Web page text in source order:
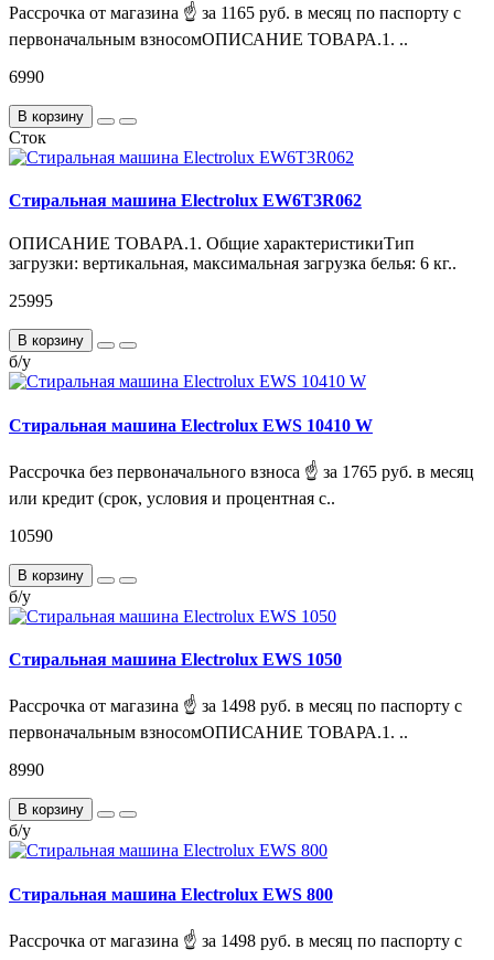
Рассрочка от магазина ☝ за 1165 руб. в месяц по паспорту с
первоначальным взносомОПИСАНИЕ ТОВАРА.1. ..
6990
В корзину
Сток
Стиральная машина Electrolux EW6T3R062
ОПИСАНИЕ ТОВАРА.1. Общие характеристикиТип
загрузки: вертикальная, максимальная загрузка белья: 6 кг..
25995
В корзину
б/у
Стиральная машина Electrolux EWS 10410 W
Рассрочка без первоначального взноса ☝ за 1765 руб. в месяц
или кредит (срок, условия и процентная с..
10590
В корзину
б/у
Стиральная машина Electrolux EWS 1050
Рассрочка от магазина ☝ за 1498 руб. в месяц по паспорту с
первоначальным взносомОПИСАНИЕ ТОВАРА.1. ..
8990
В корзину
б/у
Стиральная машина Electrolux EWS 800
Рассрочка от магазина ☝ за 1498 руб. в месяц по паспорту с